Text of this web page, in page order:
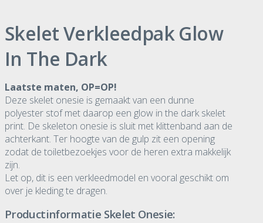
Skelet Verkleedpak Glow
In The Dark
Laatste maten, OP=OP!
Deze skelet onesie is gemaakt van een dunne
polyester stof met daarop een glow in the dark skelet
print. De skeleton onesie is sluit met klittenband aan de
achterkant. Ter hoogte van de gulp zit een opening
zodat de toiletbezoekjes voor de heren extra makkelijk
zijn.
Let op, dit is een verkleedmodel en vooral geschikt om
over je kleding te dragen.
Productinformatie Skelet Onesie: